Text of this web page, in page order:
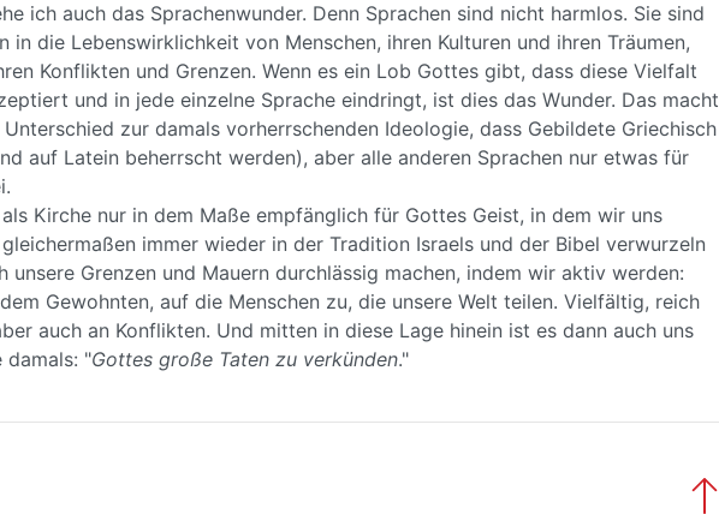
ich auch das Sprachenwunder. Denn Sprachen sind nicht harmlos. Sie sind
in die Lebenswirklichkeit von Menschen, ihren Kulturen und ihren Träumen,
Konflikten und Grenzen. Wenn es ein Lob Gottes gibt, dass diese Vielfalt
und in jede einzelne Sprache eindringt, ist dies das Wunder. Das macht
zur damals vorherrschenden Ideologie, dass Gebildete Griechisch
auf Latein beherrscht werden), aber alle anderen Sprachen nur etwas für
Kirche nur in dem Maße empfänglich für Gottes Geist, in dem wir uns
immer wieder in der Tradition Israels und der Bibel verwurzeln
unsere Grenzen und Mauern durchlässig machen, indem wir aktiv werden:
Gewohnten, auf die Menschen zu, die unsere Welt teilen. Vielfältig, reich
auch an Konflikten. Und mitten in diese Lage hinein ist es dann auch uns
damals: "Gottes große Taten zu verkünden."